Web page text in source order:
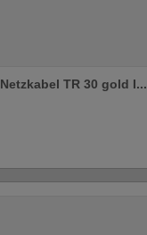
Netzkabel TR 30 gold I...